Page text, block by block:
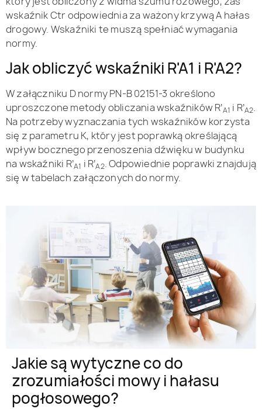
wskaźnik Ctr odpowiednia za ważony krzywą A hałas
drogowy. Wskaźniki te muszą spełniać wymagania
normy.
Jak obliczyć wskaźniki R'A1 i R'A2?
W załączniku D normy PN-B 02151-3 określono
uproszczone metody obliczania wskaźników R’A1 i R’A2.
Na potrzeby wyznaczania tych wskaźników korzysta
się z parametru K, który jest poprawką określającą
wpływ bocznego przenoszenia dźwięku w budynku
na wskaźniki R’A1 i R’A2. Odpowiednie poprawki znajdują
się w tabelach załączonych do normy.
Jakie są wytyczne co do
zrozumiałości mowy i hałasu
pogłosowego?